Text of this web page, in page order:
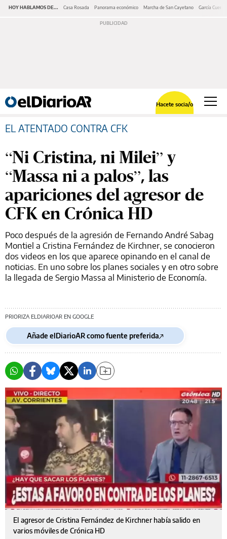
HOY HABLAMOS DE... Casa Rosada Panorama económico Marcha de San Cayetano García Cuerva
Hacete socia/o
EL ATENTADO CONTRA CFK
“Ni Cristina, ni Milei” y
“Massa ni a palos”, las
apariciones del agresor de
CFK en Crónica HD
Poco después de la agresión de Fernando André Sabag
Montiel a Cristina Fernández de Kirchner, se conocieron
dos videos en los que aparece opinando en el canal de
noticias. En uno sobre los planes sociales y en otro sobre
la llegada de Sergio Massa al Ministerio de Economía.
PRIORIZA ELDIARIOAR EN GOOGLE
Añade elDiarioAR como fuente preferida
El agresor de Cristina Fernández de Kirchner había salido en
varios móviles de Crónica HD